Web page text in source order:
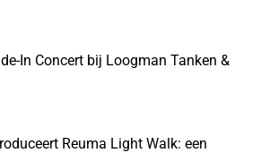
In Concert bij Loogman Tanken &
Reuma Light Walk: een